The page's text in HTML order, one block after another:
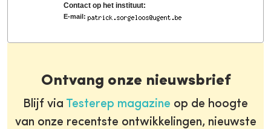
Contact op het instituut:
E-mail:
Ontvang onze nieuwsbrief
Blijf via Testerep magazine op de hoogte
van onze recentste ontwikkelingen, nieuwste